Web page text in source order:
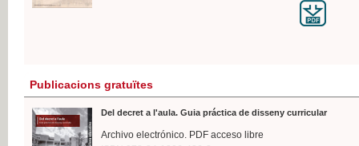
Publicacions gratuïtes
Del decret a l'aula. Guia práctica de disseny curricular
Archivo electrónico. PDF acceso libre